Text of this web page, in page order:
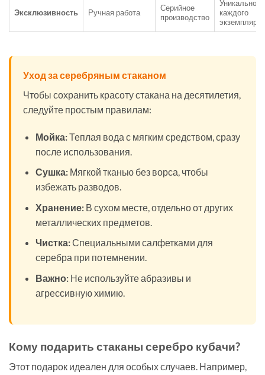
Эксклюзивность Ручная работа
Серийное
производство
каждого
экземпляра
Уход за серебряным стаканом
Чтобы сохранить красоту стакана на десятилетия,
следуйте простым правилам:
Мойка:Теплая вода с мягким средством, сразу
после использования.
Сушка:Мягкой тканью без ворса, чтобы
избежать разводов.
Хранение:В сухом месте, отдельно от других
металлических предметов.
Чистка:Специальными салфетками для
серебра при потемнении.
Важно:Не используйте абразивы и
агрессивную химию.
Кому подарить стаканы серебро кубачи?
Этот подарок идеален для особых случаев. Например,